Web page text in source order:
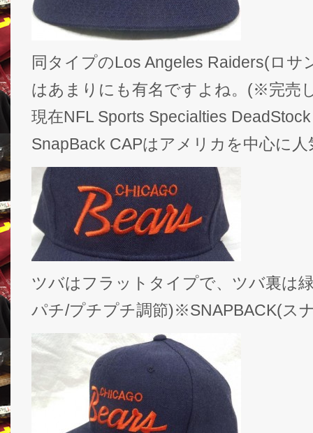
同タイプのLos Angeles Raiders(ロサ
はあまりにも有名ですよね。(※完売
現在NFL Sports Specialties
SnapBack CAPはアメリカを中心に
ツバはフラットタイプで、ツバ裏は
パチ/プチプチ調節)※SNAPBACK(ス